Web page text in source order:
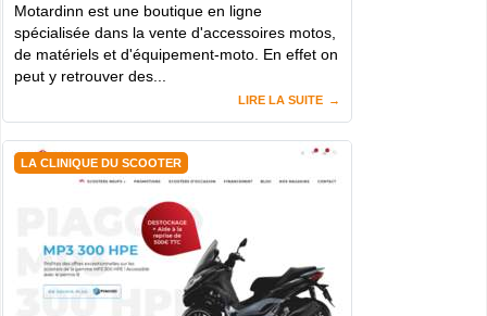
Motardinn est une boutique en ligne
spécialisée dans la vente d'accessoires motos,
de matériels et d'équipement-moto. En effet on
peut y retrouver des...
LIRE LA SUITE
LA CLINIQUE DU SCOOTER